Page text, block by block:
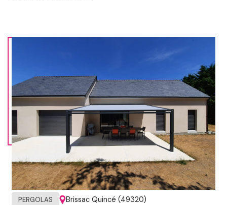
PERGOLAS Brissac Quincé (49320)